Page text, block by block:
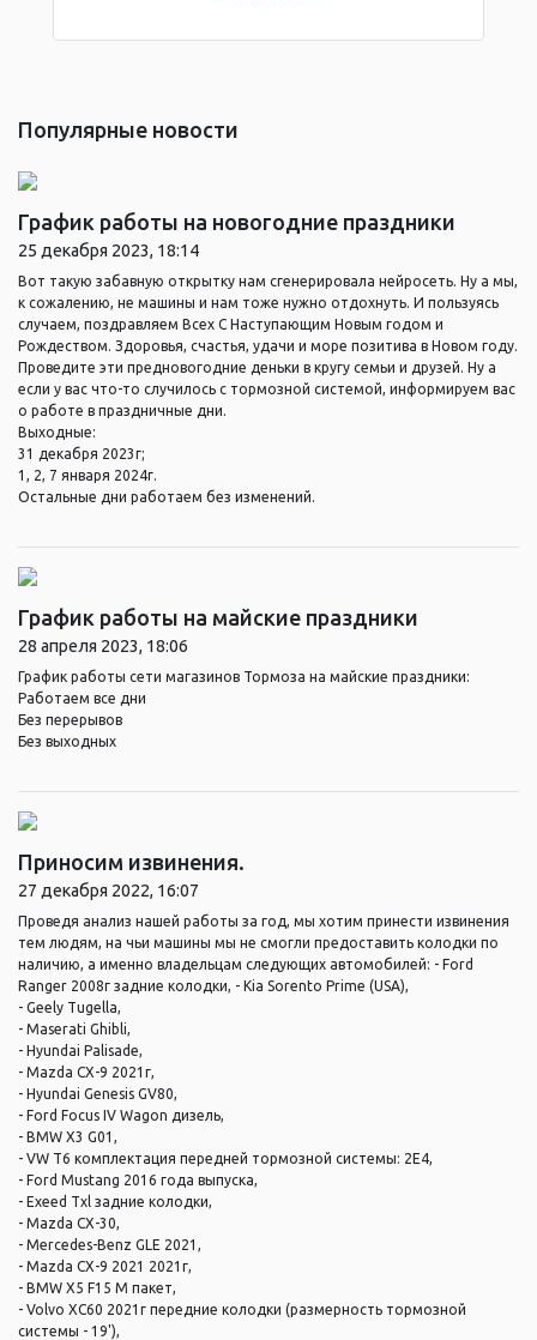
Популярные новости
График работы на новогодние праздники
25 декабря 2023, 18:14
Вот такую забавную открытку нам сгенерировала нейросеть. Ну а мы,
к сожалению, не машины и нам тоже нужно отдохнуть. И пользуясь
случаем, поздравляем Всех С Наступающим Новым годом и
Рождеством. Здоровья, счастья, удачи и море позитива в Новом году.
Проведите эти предновогодние деньки в кругу семьи и друзей. Ну а
если у вас что-то случилось с тормозной системой, информируем вас
о работе в праздничные дни.
Выходные:
31 декабря 2023г;
1, 2, 7 января 2024г.
Остальные дни работаем без изменений.
График работы на майские праздники
28 апреля 2023, 18:06
График работы сети магазинов Тормоза на майские праздники:
Работаем все дни
Без перерывов
Без выходных
Приносим извинения.
27 декабря 2022, 16:07
Проведя анализ нашей работы за год, мы хотим принести извинения
тем людям, на чьи машины мы не смогли предоставить колодки по
наличию, а именно владельцам следующих автомобилей: - Ford
Ranger 2008г задние колодки, - Kia Sorento Prime (USA),
- Geely Tugella,
- Maserati Ghibli,
- Hyundai Palisade,
- Mazda CX-9 2021г,
- Hyundai Genesis GV80,
- Ford Focus IV Wagon дизель,
- BMW X3 G01,
- VW T6 комплектация передней тормозной системы: 2E4,
- Ford Mustang 2016 года выпуска,
- Exeed Txl задние колодки,
- Mazda CX-30,
- Mercedes-Benz GLE 2021,
- Mazda CX-9 2021 2021г,
- BMW X5 F15 M пакет,
- Volvo XC60 2021г передние колодки (размерность тормозной
системы - 19'),